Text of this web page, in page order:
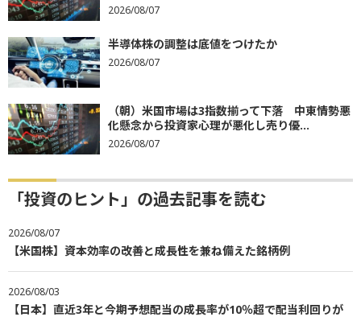
2026/08/07
半導体株の調整は底値をつけたか
2026/08/07
（朝）米国市場は3指数揃って下落 中東情勢悪
化懸念から投資家心理が悪化し売り優...
2026/08/07
「投資のヒント」の過去記事を読む
2026/08/07
【米国株】資本効率の改善と成長性を兼ね備えた銘柄例
2026/08/03
【日本】直近3年と今期予想配当の成長率が10％超で配当利回りが